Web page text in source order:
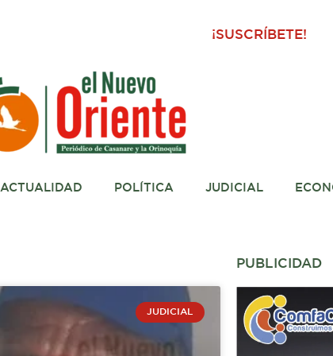
¡SUSCRÍBETE!
ACTUALIDAD POLÍTICA JUDICIAL
JUDICIAL
PUBLICIDAD